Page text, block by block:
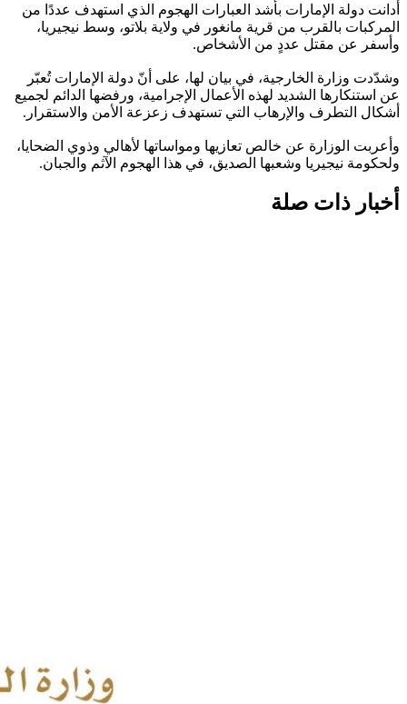
أدانت دولة الإمارات بأشد العبارات الهجوم الذي استهدف عددًا من
المركبات بالقرب من قرية مانغور في ولاية بلاتو، وسط نيجيريا،
وأسفر عن مقتل عددٍ من الأشخاص.
وشدّدت وزارة الخارجية، في بيان لها، على أنّ دولة الإمارات تُعبّر
عن استنكارها الشديد لهذه الأعمال الإجرامية، ورفضها الدائم لجميع
أشكال التطرف والإرهاب التي تستهدف زعزعة الأمن والاستقرار.
وأعربت الوزارة عن خالص تعازيها ومواساتها لأهالي وذوي الضحايا،
ولحكومة نيجيريا وشعبها الصديق، في هذا الهجوم الآثم والجبان.
أخبار ذات صلة